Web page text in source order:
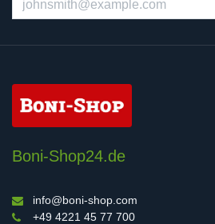
Boni-Shop24.de
info@boni-shop.com
+49 4221 45 77 700